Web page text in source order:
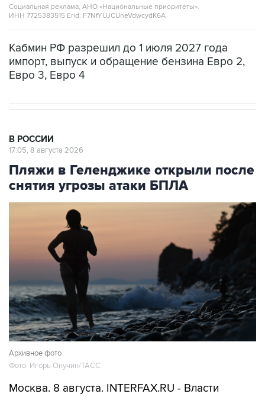
Социальная реклама, АНО «Национальные приоритеты».
ИНН 7725383515 Erid: F7NfYUJCUneVdwcydK6A
Кабмин РФ разрешил до 1 июля 2027 года
импорт, выпуск и обращение бензина Евро 2,
Евро 3, Евро 4
В РОССИИ
17:05, 8 августа 2026
Пляжи в Геленджике открыли после
снятия угрозы атаки БПЛА
Архивное фото
Фото: Игорь Онучин/ТАСС
Москва. 8 августа. INTERFAX.RU - Власти